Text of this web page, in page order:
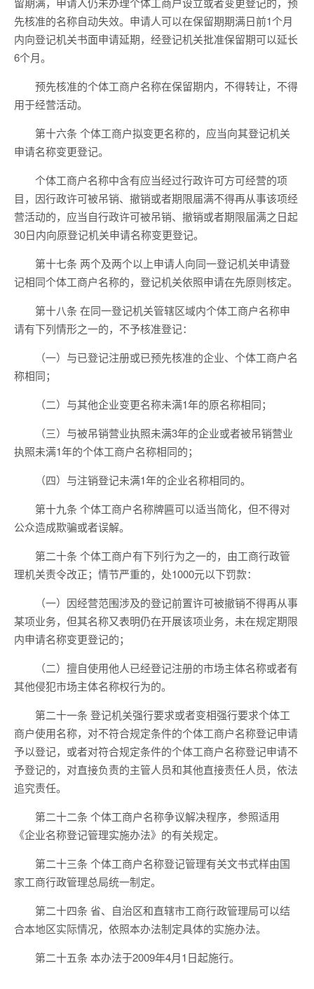
先核准的名称自动失效。申请人可以在保留期期满日前1个月
内向登记机关书面申请延期，经登记机关批准保留期可以延长
6个月。
预先核准的个体工商户名称在保留期内，不得转让，不得
用于经营活动。
第十六条 个体工商户拟变更名称的，应当向其登记机关
申请名称变更登记。
个体工商户名称中含有应当经过行政许可方可经营的项
目，因行政许可被吊销、撤销或者期限届满不得再从事该项经
营活动的，应当自行政许可被吊销、撤销或者期限届满之日起
30日内向原登记机关申请名称变更登记。
第十七条 两个及两个以上申请人向同一登记机关申请登
记相同个体工商户名称的，登记机关依照申请在先原则核定。
第十八条 在同一登记机关管辖区域内个体工商户名称申
请有下列情形之一的，不予核准登记：
（一）与已登记注册或已预先核准的企业、个体工商户名
称相同；
（二）与其他企业变更名称未满1年的原名称相同；
（三）与被吊销营业执照未满3年的企业或者被吊销营业
执照未满1年的个体工商户名称相同的；
（四）与注销登记未满1年的企业名称相同的。
第十九条 个体工商户名称牌匾可以适当简化，但不得对
公众造成欺骗或者误解。
第二十条 个体工商户有下列行为之一的，由工商行政管
理机关责令改正；情节严重的，处1000元以下罚款：
（一）因经营范围涉及的登记前置许可被撤销不得再从事
某项业务，但其名称又表明仍在开展该项业务，未在规定期限
内申请名称变更登记的；
（二）擅自使用他人已经登记注册的市场主体名称或者有
其他侵犯市场主体名称权行为的。
第二十一条 登记机关强行要求或者变相强行要求个体工
商户使用名称，对不符合规定条件的个体工商户名称登记申请
予以登记，或者对符合规定条件的个体工商户名称登记申请不
予登记的，对直接负责的主管人员和其他直接责任人员，依法
追究责任。
第二十二条 个体工商户名称争议解决程序，参照适用
《企业名称登记管理实施办法》的有关规定。
第二十三条 个体工商户名称登记管理有关文书式样由国
家工商行政管理总局统一制定。
第二十四条 省、自治区和直辖市工商行政管理局可以结
合本地区实际情况，依照本办法制定具体的实施办法。
第二十五条 本办法于2009年4月1日起施行。